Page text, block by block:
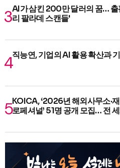
AI가 삼킨 200만 달러의 꿈… 출
리 팔라데 스캔들'
직능연, 기업의 AI 활용 확산과
KOICA, ‘2026년 해외사무소·
로페셔널’ 51명 공개 모집… 전